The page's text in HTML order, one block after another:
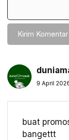
9 April
buat
bangettt